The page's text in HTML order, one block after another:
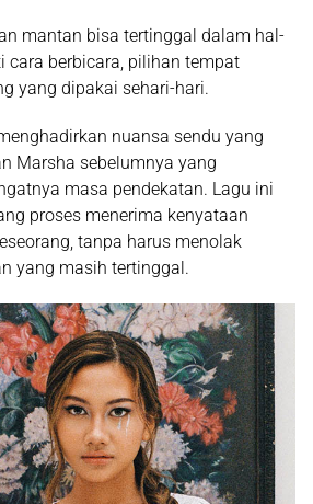
mantan bisa tertinggal dalam hal-
cara berbicara, pilihan tempat
yang dipakai sehari-hari.
nuansa sendu yang
Marsha sebelumnya yang
masa pendekatan. Lagu ini
proses menerima kenyataan
tanpa harus menolak
yang masih tertinggal.